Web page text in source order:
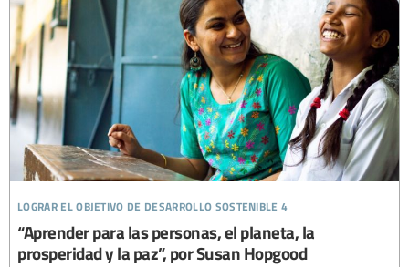
lograr el objetivo de desarrollo sostenible 4
“Aprender para las personas, el planeta, la
prosperidad y la paz”, por Susan Hopgood